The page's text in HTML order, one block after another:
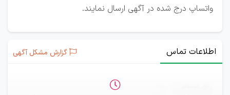
واتساپ درج شده در آگهی ارسال نمایند.
اطلاعات تماس گزارش مشکل آگهی